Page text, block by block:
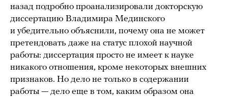
назад подробно проанализировали докторскую
диссертацию Владимира Мединского
и убедительно объяснили, почему она не может
претендовать даже на статус плохой научной
работы: диссертация просто не имеет к науке
никакого отношения, кроме некоторых внешних
признаков. Но дело не только в содержании
работы — дело еще в том, каким образом она